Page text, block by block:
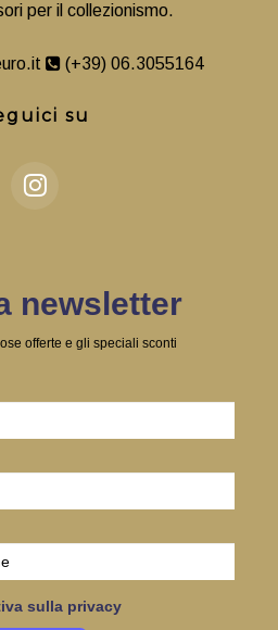
per il collezionismo.
(+39) 06.3055164
su
newsletter
offerte e gli speciali sconti
sulla privacy